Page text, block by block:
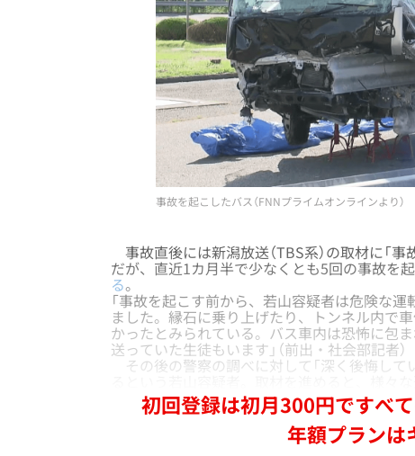
事故を起こしたバス（FNNプライムオンラインより）
事故直後には新潟放送（TBS系）の取材に「
だが、直近1カ月半で少なくとも5回の事故を
る。
「事故を起こす前から、若山容疑者は危険な
ました。縁石に乗り上げたり、トンネル内で
かったとみられている。バス車内は恐怖に包
送っていた生徒もいます」（前出・社会部記者）
その後の警察の調べに対して「深く後悔して
初回登録は初月300円ですべて
年額プランは